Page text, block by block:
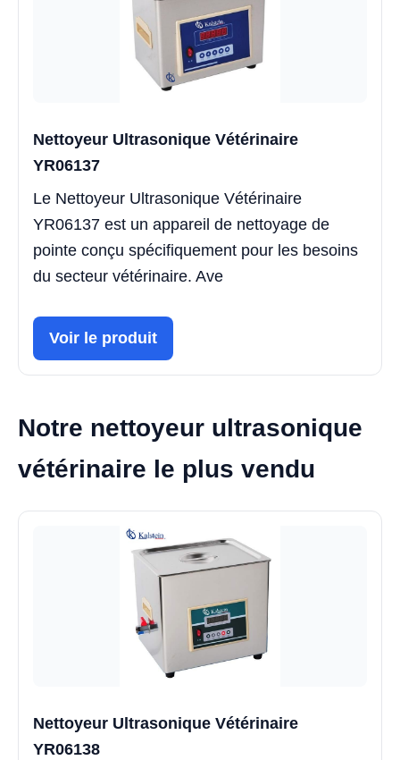
Nettoyeur Ultrasonique Vétérinaire
YR06137
Le Nettoyeur Ultrasonique Vétérinaire
YR06137 est un appareil de nettoyage de
pointe conçu spécifiquement pour les besoins
du secteur vétérinaire. Ave
Voir le produit
Notre nettoyeur ultrasonique
vétérinaire le plus vendu
Nettoyeur Ultrasonique Vétérinaire
YR06138